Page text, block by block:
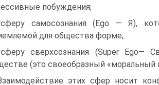
побуждения;
самосознания (Ego — Я),
для общества форме;
сверхсознания (Super
(это своеобразный «моральный
этих сфер носит